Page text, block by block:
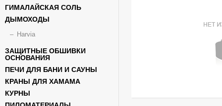
ГИМАЛАЙСКАЯ СОЛЬ
ДЫМОХОДЫ
Harvia
ЗАЩИТНЫЕ ОБШИВКИ
ОСНОВАНИЯ
ПЕЧИ ДЛЯ БАНИ И САУНЫ
КРАНЫ ДЛЯ ХАМАМА
КУРНЫ